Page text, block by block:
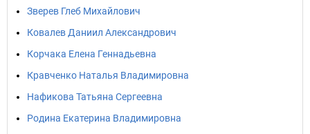
Зверев Глеб Михайлович
Ковалев Даниил Александрович
Корчака Елена Геннадьевна
Кравченко Наталья Владимировна
Нафикова Татьяна Сергеевна
Родина Екатерина Владимировна